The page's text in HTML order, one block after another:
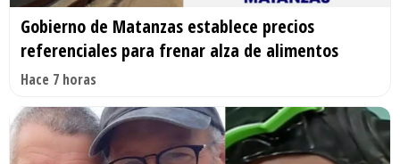
Gobierno de Matanzas establece precios
referenciales para frenar alza de alimentos
Hace 7 horas